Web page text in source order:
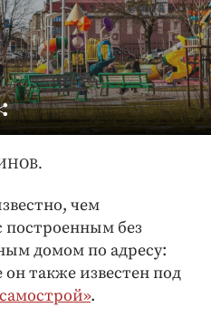
чем
построенным без
домом по адресу:
он также известен под
.